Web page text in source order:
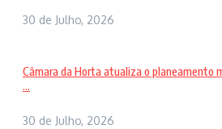
30 de Julho, 2026
Câmara da Horta atualiza o planeamento
...
30 de Julho, 2026